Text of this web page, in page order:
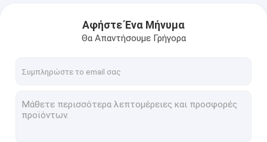
Αφήστε Ένα Μήνυμα
Θα Απαντήσουμε Γρήγορα